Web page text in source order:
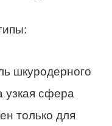
шкуродерного
узкая сфера
только для